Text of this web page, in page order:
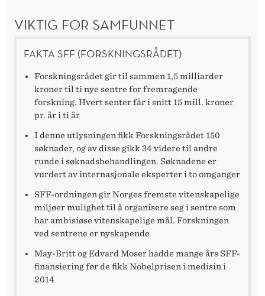
VIKTIG FOR SAMFUNNET
FAKTA SFF (FORSKNINGSRÅDET)
Forskningsrådet gir til sammen 1,5 milliarder
kroner til ti nye sentre for fremragende
forskning. Hvert senter får i snitt 15 mill. kroner
pr. år i ti år
I denne utlysningen fikk Forskningsrådet 150
søknader, og av disse gikk 34 videre til andre
runde i søknadsbehandlingen. Søknadene er
vurdert av internasjonale eksperter i to omganger
SFF-ordningen gir Norges fremste vitenskapelige
miljøer mulighet til å organisere seg i sentre som
har ambisiøse vitenskapelige mål. Forskningen
ved sentrene er nyskapende
May-Britt og Edvard Moser hadde mange års SFF-
finansiering før de fikk Nobelprisen i medisin i
2014